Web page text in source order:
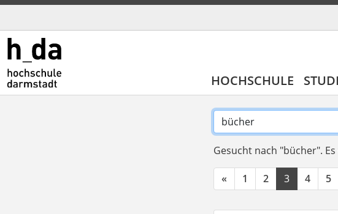
HOCHSCHULE
Gesucht nach "bücher".
« 1 2 3 4 5